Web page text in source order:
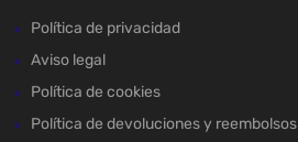
Política de privacidad
Aviso legal
Política de cookies
Política de devoluciones y reembolsos